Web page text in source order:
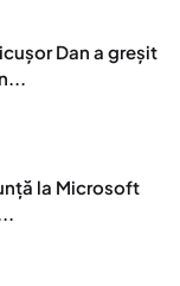
Dan a greșit
la Microsoft